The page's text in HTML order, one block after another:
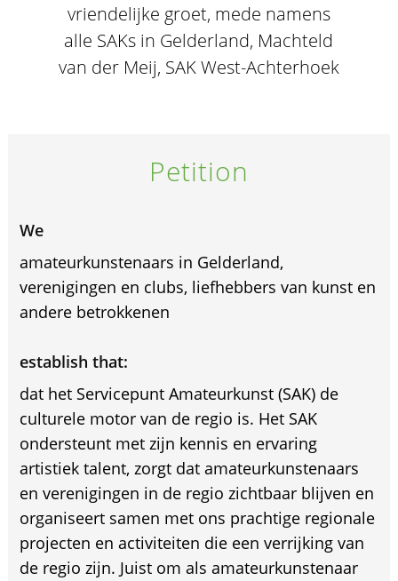
vriendelijke groet, mede namens
alle SAKs in Gelderland, Machteld
van der Meij, SAK West-Achterhoek
Petition
We
amateurkunstenaars in Gelderland,
verenigingen en clubs, liefhebbers van kunst en
andere betrokkenen
establish that:
dat het Servicepunt Amateurkunst (SAK) de
culturele motor van de regio is. Het SAK
ondersteunt met zijn kennis en ervaring
artistiek talent, zorgt dat amateurkunstenaars
en verenigingen in de regio zichtbaar blijven en
organiseert samen met ons prachtige regionale
projecten en activiteiten die een verrijking van
de regio zijn. Juist om als amateurkunstenaar